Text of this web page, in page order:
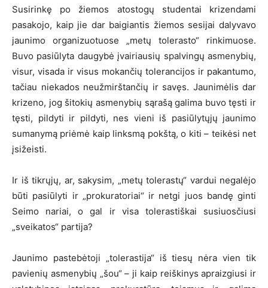
Susirinkę po žiemos atostogų studentai krizendami
pasakojo, kaip jie dar baigiantis žiemos sesijai dalyvavo
jaunimo organizuotuose „metų tolerasto“ rinkimuose.
Buvo pasiūlyta daugybė įvairiausių spalvingų asmenybių,
visur, visada ir visus mokančių tolerancijos ir pakantumo,
tačiau niekados neužmirštančių ir savęs. Jaunimėlis dar
krizeno, jog šitokių asmenybių sąrašą galima buvo tęsti ir
tęsti, pildyti ir pildyti, nes vieni iš pasiūlytųjų jaunimo
sumanymą priėmė kaip linksmą pokštą, o kiti – teikėsi net
įsižeisti.
Ir iš tikrųjų, ar, sakysim, „metų tolerastų“ vardui negalėjo
būti pasiūlyti ir „prokuratoriai“ ir netgi juos bandę ginti
Seimo nariai, o gal ir visa tolerastiškai susiuosčiusi
„sveikatos“ partija?
Jaunimo pastebėtoji „tolerastija“ iš tiesų nėra vien tik
pavienių asmenybių „šou“ – ji kaip reiškinys apraizgiusi ir